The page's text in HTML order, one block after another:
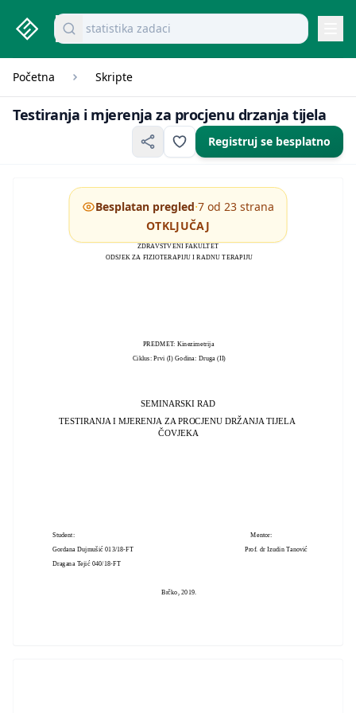
studenti.rs home page
Pretraži dokumente
menadžment kolokvijum
Početna Skripte
Testiranja i mjerenja za procjenu drzanja tijela
Registruj se besplatno
BOSNA I HERCEGOVINA
EVROPSKI UNIVERZITET BRČKO DISTRIKT
ZDRAVSTVENI FAKULTET
ODSJEK ZA FIZIOTERAPIJU I RADNU TERAPIJU
PREDMET: Kinezimetrija
Ciklus: Prvi (I) Godina: Druga (II)
SEMINARSKI RAD
TESTIRANJA I MJERENJA ZA PROCJENU DRŽANJA TIJELA
ČOVJEKA
Student: Mentor:
Gordana Dujmušić 013/18-FT Prof. dr Izudin Tanović
Dragana Tejić 040/18-FT
Brčko, 2019.
Besplatan pregled·7 od 23 strana
OTKLJUČAJ